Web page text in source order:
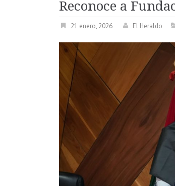
Reconoce a
21 enero, 2026 El Heraldo